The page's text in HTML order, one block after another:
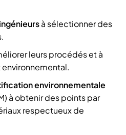
à sélectionner des
leurs procédés et à
environnementale
à obtenir des points par
respectueux de